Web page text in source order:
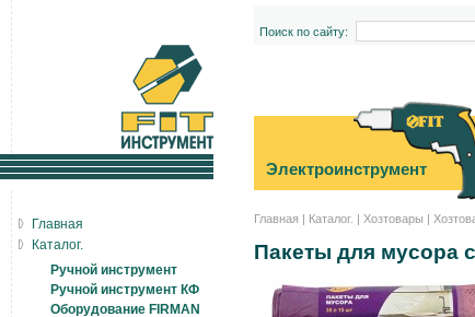
Поиск по сайту:
Электроинструмент
Главная | Каталог. | Хозтовары |
Пакеты для мусора
Главная
Каталог.
Ручной инструмент
Ручной инструмент КФ
Оборудование FIRMAN